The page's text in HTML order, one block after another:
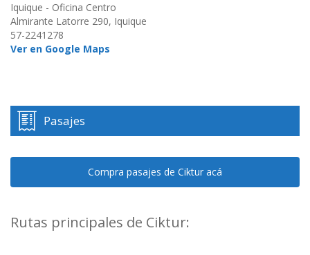
Iquique - Oficina Centro
Almirante Latorre 290, Iquique
57-2241278
Ver en Google Maps
Pasajes
Compra pasajes de Ciktur acá
Rutas principales de Ciktur: